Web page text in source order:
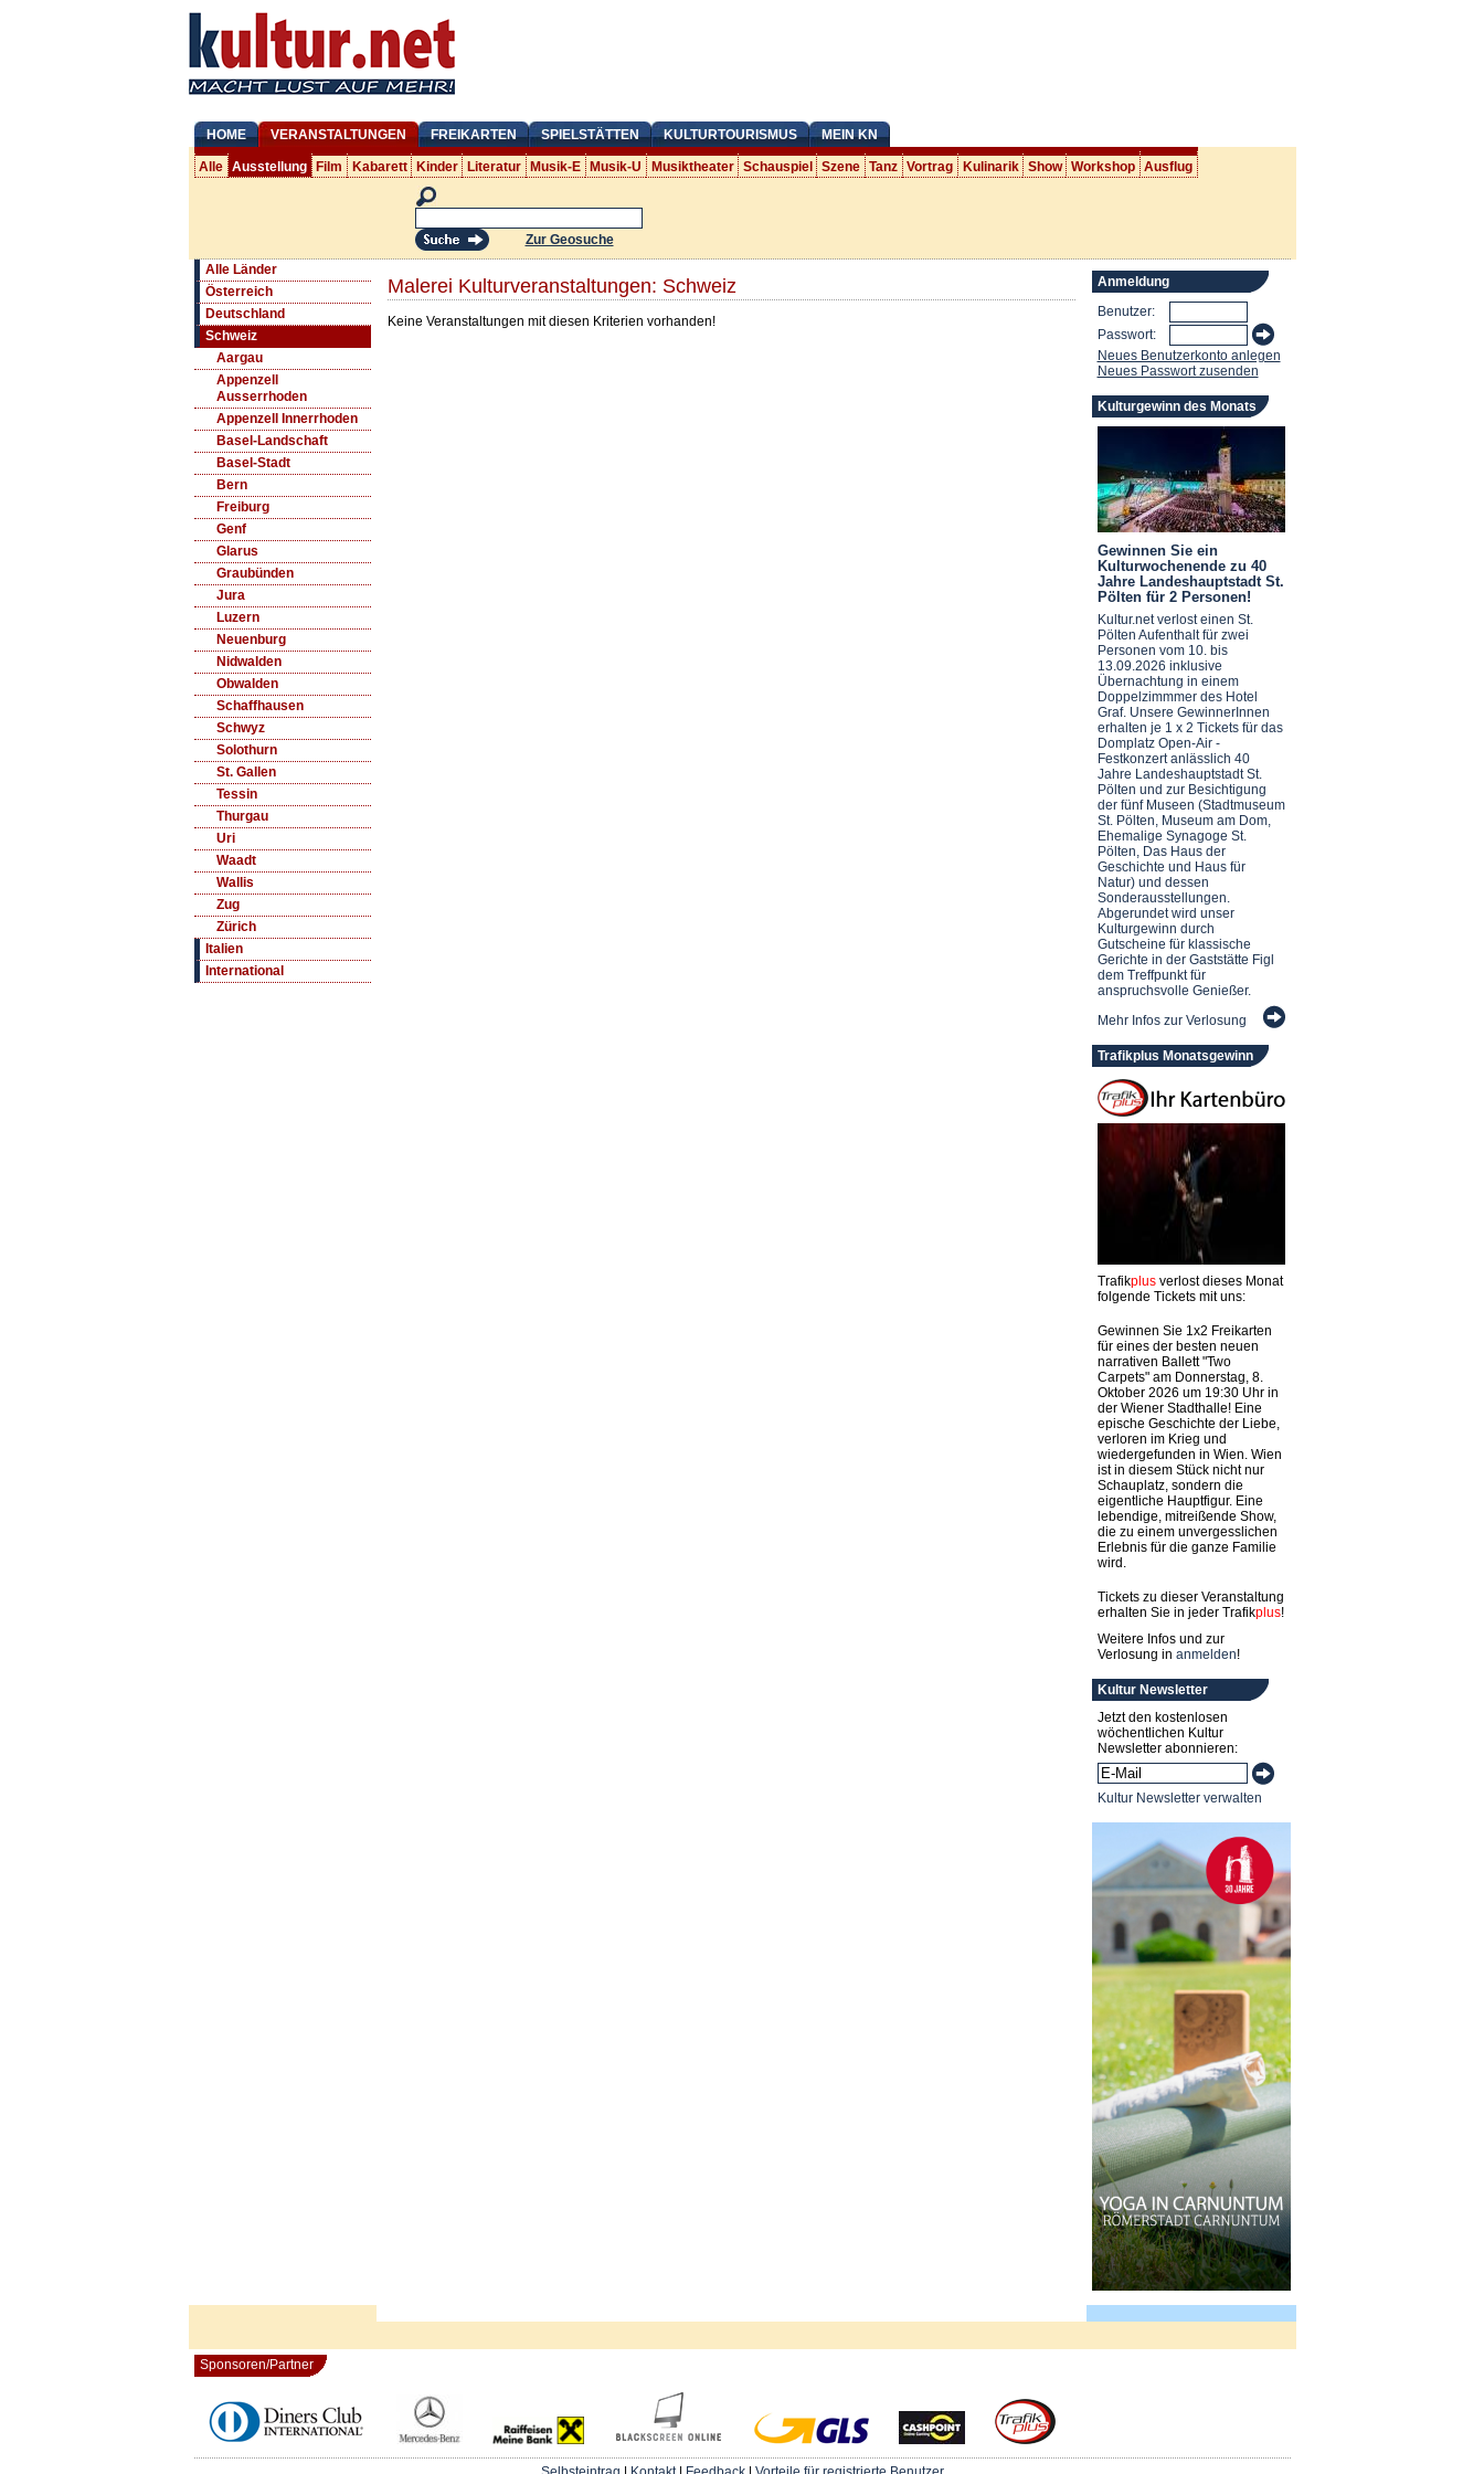
HOME VERANSTALTUNGEN FREIKARTEN SPIELSTÄTTEN KULTURTOURISMUS MEIN KN
Alle Ausstellung Film Kabarett Kinder Literatur Musik-E Musik-U Musiktheater Schauspiel Szene Tanz Vortrag Kulinarik Show Workshop Ausflug
Zur Geosuche
Alle Länder
Österreich
Deutschland
Schweiz
Aargau
Appenzell
Ausserrhoden
Appenzell Innerrhoden
Basel-Landschaft
Basel-Stadt
Bern
Freiburg
Genf
Glarus
Graubünden
Jura
Luzern
Neuenburg
Nidwalden
Obwalden
Schaffhausen
Schwyz
Solothurn
St. Gallen
Tessin
Thurgau
Uri
Waadt
Wallis
Zug
Zürich
Italien
International
Malerei Kulturveranstaltungen: Schweiz
Keine Veranstaltungen mit diesen Kriterien vorhanden!
Anmeldung
Benutzer:
Passwort:
Neues Benutzerkonto anlegen
Neues Passwort zusenden
Kulturgewinn des Monats
Gewinnen Sie ein
Kulturwochenende zu 40
Jahre Landeshauptstadt St.
Pölten für 2 Personen!
Kultur.net verlost einen St.
Pölten Aufenthalt für zwei
Personen vom 10. bis
13.09.2026 inklusive
Übernachtung in einem
Doppelzimmmer des Hotel
Graf. Unsere GewinnerInnen
erhalten je 1 x 2 Tickets für das
Domplatz Open-Air -
Festkonzert anlässlich 40
Jahre Landeshauptstadt St.
Pölten und zur Besichtigung
der fünf Museen (Stadtmuseum
St. Pölten, Museum am Dom,
Ehemalige Synagoge St.
Pölten, Das Haus der
Geschichte und Haus für
Natur) und dessen
Sonderausstellungen.
Abgerundet wird unser
Kulturgewinn durch
Gutscheine für klassische
Gerichte in der Gaststätte Figl
dem Treffpunkt für
anspruchsvolle Genießer.
Mehr Infos zur Verlosung
Trafikplus Monatsgewinn
Trafikplusverlost dieses Monat
folgende Tickets mit uns:
Gewinnen Sie 1x2 Freikarten
für eines der besten neuen
narrativen Ballett "Two
Carpets" am Donnerstag, 8.
Oktober 2026 um 19:30 Uhr in
der Wiener Stadthalle! Eine
epische Geschichte der Liebe,
verloren im Krieg und
wiedergefunden in Wien. Wien
ist in diesem Stück nicht nur
Schauplatz, sondern die
eigentliche Hauptfigur. Eine
lebendige, mitreißende Show,
die zu einem unvergesslichen
Erlebnis für die ganze Familie
wird.
Tickets zu dieser Veranstaltung
erhalten Sie in jeder Trafikplus!
Weitere Infos und zur
Verlosung in anmelden!
Kultur Newsletter
Jetzt den kostenlosen
wöchentlichen Kultur
Newsletter abonnieren:
Kultur Newsletter verwalten
Sponsoren/Partner